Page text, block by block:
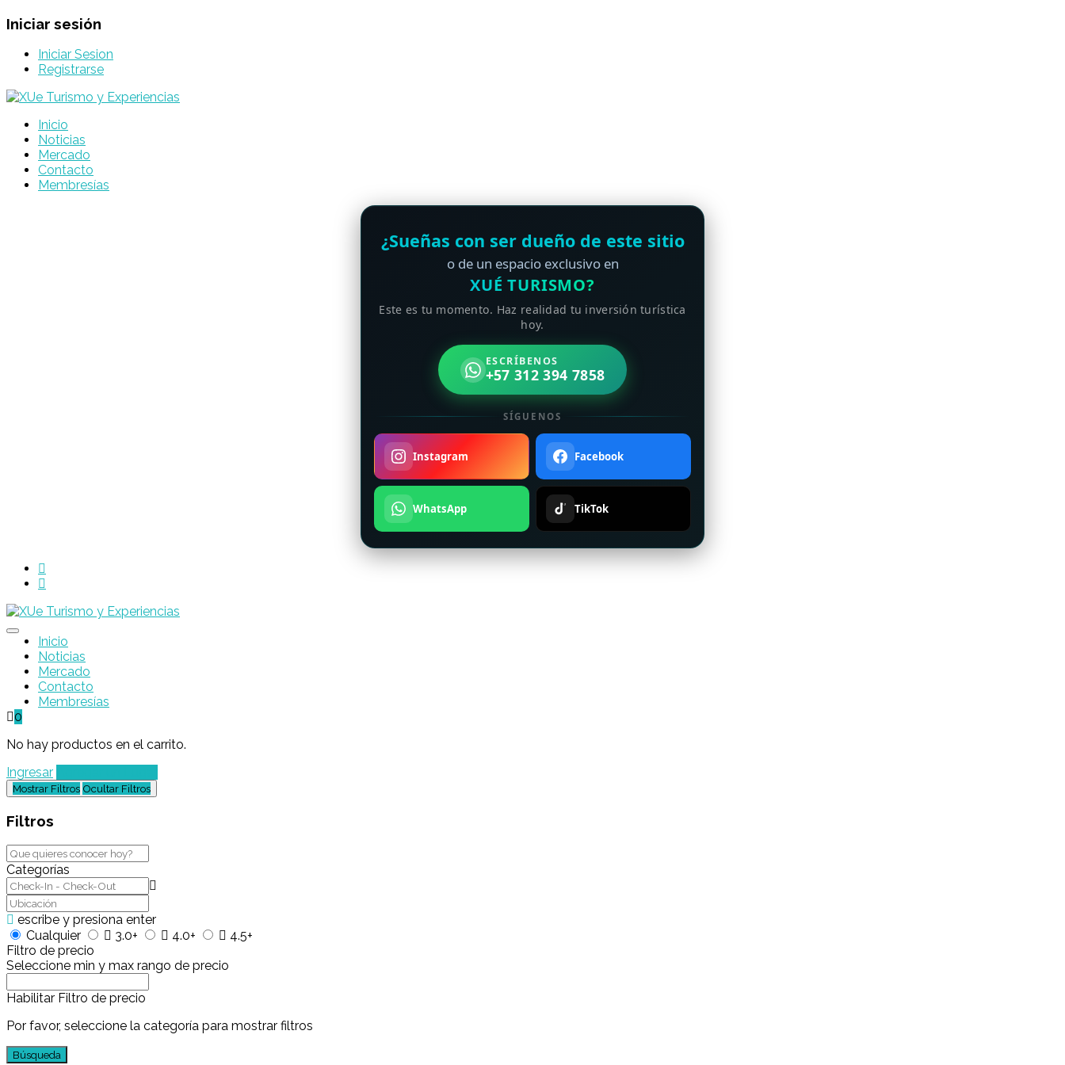
Iniciar sesión
Iniciar Sesion
Registrarse
Inicio
Noticias
Mercado
Contacto
Membresías
¿Sueñas con ser dueño de este sitio
o de un espacio exclusivo en
XUÉ TURISMO?
Este es tu momento. Haz realidad tu inversión turística
hoy.
ESCRÍBENOS
+57 312 394 7858
SÍGUENOS
Instagram Facebook
WhatsApp TikTok
Inicio
Noticias
Mercado
Contacto
Membresías
0
No hay productos en el carrito.
Ingresar
Mostrar Filtros Ocultar Filtros
Filtros
Categorías
escribe y presiona enter
Cualquier
3.0+ 4.0+
4.5+
Filtro de precio
Seleccione min y max rango de precio
Habilitar Filtro de precio
Por favor, seleccione la categoría para mostrar filtros
Búsqueda